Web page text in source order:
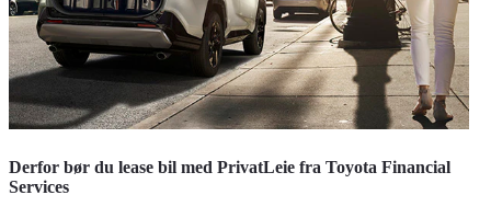
Derfor bør du lease bil med PrivatLeie fra Toyota Financial
Services